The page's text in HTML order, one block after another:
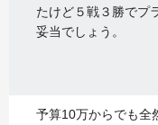
たけど５戦３勝でプ
妥当でしょう。
予算10万からでも全